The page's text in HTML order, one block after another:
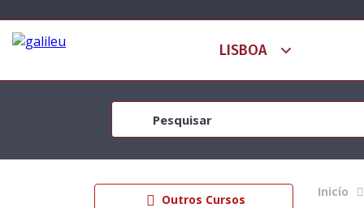
Outros Cursos
Inicío